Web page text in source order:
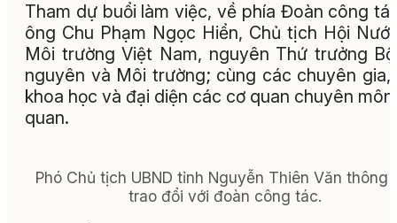
Tham dự buổi làm việc, về phía Đoàn công
ông Chu Phạm Ngọc Hiển, Chủ tịch Hội
Môi trường Việt Nam, nguyên Thứ trưởng
nguyên và Môi trường; cùng các chuyên gia,
khoa học và đại diện các cơ quan chuyên môn
quan.
Phó Chủ tịch UBND tỉnh Nguyễn Thiên Văn thông
trao đổi với đoàn công tác.